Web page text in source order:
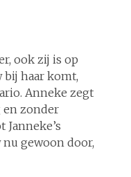
ook zij is op
bij haar komt,
Anneke zegt
en zonder
Janneke’s
gewoon door,